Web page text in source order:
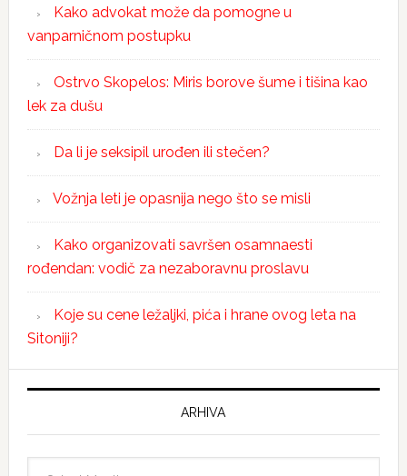
Kako advokat može da pomogne u
vanparničnom postupku
Ostrvo Skopelos: Miris borove šume i tišina kao
lek za dušu
Da li je seksipil urođen ili stečen?
Vožnja leti je opasnija nego što se misli
Kako organizovati savršen osamnaesti
rođendan: vodič za nezaboravnu proslavu
Koje su cene ležaljki, pića i hrane ovog leta na
Sitoniji?
ARHIVA